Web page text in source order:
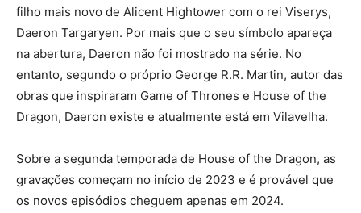
filho mais novo de Alicent Hightower com o rei Viserys,
Daeron Targaryen. Por mais que o seu símbolo apareça
na abertura, Daeron não foi mostrado na série. No
entanto, segundo o próprio George R.R. Martin, autor das
obras que inspiraram Game of Thrones e House of the
Dragon, Daeron existe e atualmente está em Vilavelha.
Sobre a segunda temporada de House of the Dragon, as
gravações começam no início de 2023 e é provável que
os novos episódios cheguem apenas em 2024.